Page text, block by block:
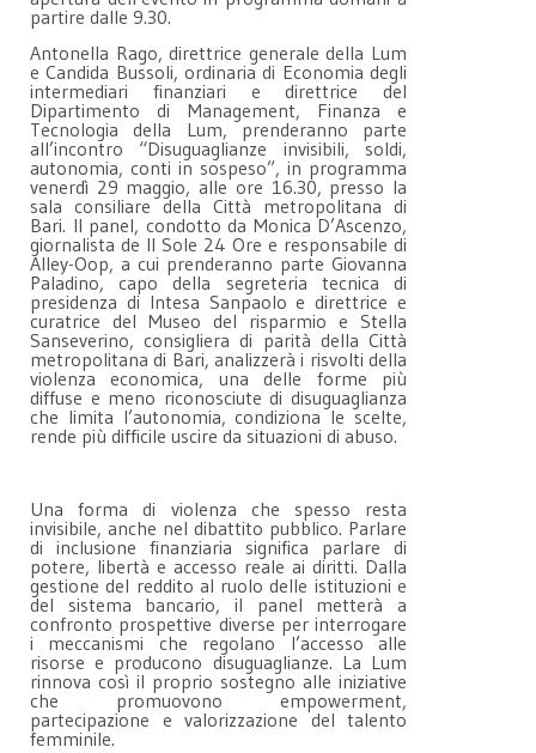
partire dalle 9.30.
Antonella Rago, direttrice generale della Lum
e Candida Bussoli, ordinaria di Economia degli
intermediari finanziari e direttrice del
Dipartimento di Management, Finanza e
Tecnologia della Lum, prenderanno parte
all’incontro “Disuguaglianze invisibili, soldi,
autonomia, conti in sospeso”, in programma
venerdì 29 maggio, alle ore 16.30, presso la
sala consiliare della Città metropolitana di
Bari. Il panel, condotto da Monica D’Ascenzo,
giornalista de Il Sole 24 Ore e responsabile di
Alley-Oop, a cui prenderanno parte Giovanna
Paladino, capo della segreteria tecnica di
presidenza di Intesa Sanpaolo e direttrice e
curatrice del Museo del risparmio e Stella
Sanseverino, consigliera di parità della Città
metropolitana di Bari, analizzerà i risvolti della
violenza economica, una delle forme più
diffuse e meno riconosciute di disuguaglianza
che limita l’autonomia, condiziona le scelte,
rende più difficile uscire da situazioni di abuso.
Una forma di violenza che spesso resta
invisibile, anche nel dibattito pubblico. Parlare
di inclusione finanziaria significa parlare di
potere, libertà e accesso reale ai diritti. Dalla
gestione del reddito al ruolo delle istituzioni e
del sistema bancario, il panel metterà a
confronto prospettive diverse per interrogare
i meccanismi che regolano l’accesso alle
risorse e producono disuguaglianze. La Lum
rinnova così il proprio sostegno alle iniziative
che promuovono empowerment,
partecipazione e valorizzazione del talento
femminile.